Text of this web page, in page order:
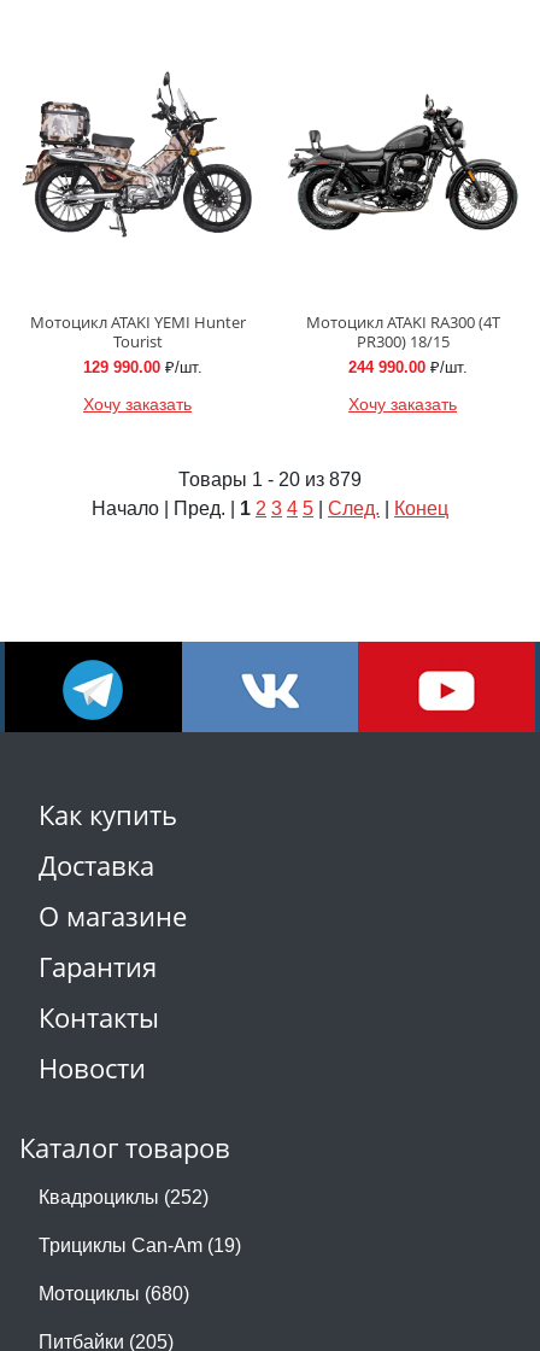
Мотоцикл ATAKI YEMI Hunter
Tourist
129 990.00 ₽/шт.
Хочу заказать
Мотоцикл ATAKI RA300 (4T
PR300) 18/15
244 990.00 ₽/шт.
Хочу заказать
Товары 1 - 20 из 879
Начало | Пред. | 1 2 3 4 5 След. Конец
Как купить
Доставка
О магазине
Гарантия
Контакты
Новости
Каталог товаров
Квадроциклы (252)
Трициклы Can-Am (19)
Мотоциклы (680)
Питбайки (205)